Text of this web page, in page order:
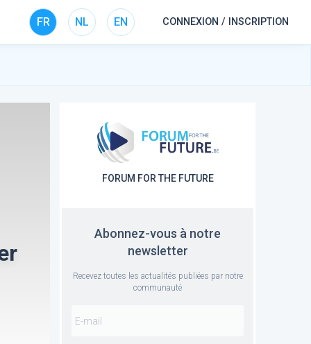
FR NL EN CONNEXION / INSCRIPTION
FORUM FOR THE FUTURE
Abonnez-vous à notre
newsletter
Recevez toutes les actualités publiées par notre
communauté